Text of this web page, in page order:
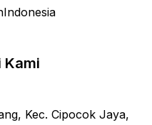
Kami
Kec. Cipocok Jaya,